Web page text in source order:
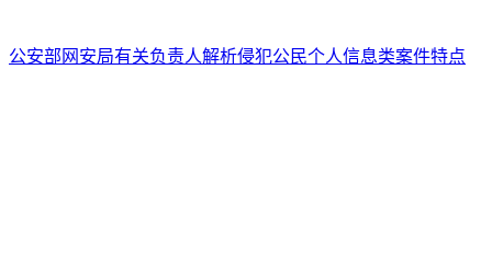
公安部网安局有关负责人解析侵犯公民个人信息类案件特点